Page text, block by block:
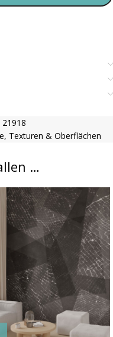
21918
, Texturen & Oberflächen
…